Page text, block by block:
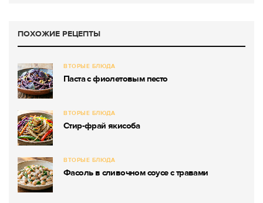
ПОХОЖИЕ РЕЦЕПТЫ
ВТОРЫЕ БЛЮДА
Паста с фиолетовым песто
ВТОРЫЕ БЛЮДА
Стир-фрай якисоба
ВТОРЫЕ БЛЮДА
Фасоль в сливочном соусе с травами